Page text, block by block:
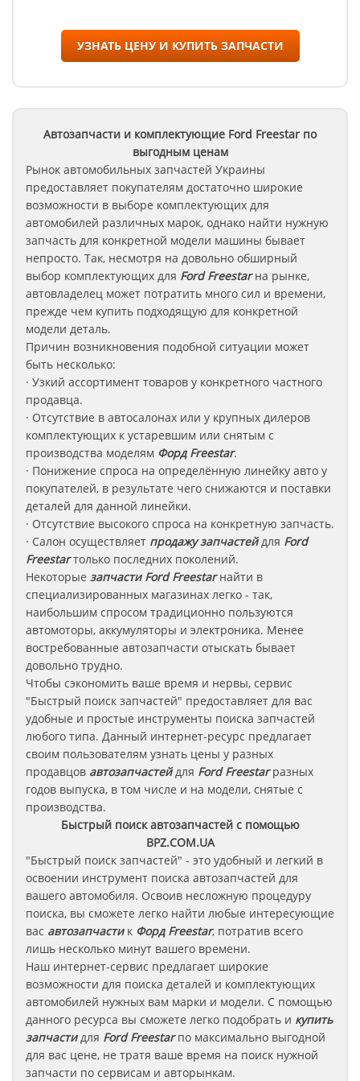
УЗНАТЬ ЦЕНУ И КУПИТЬ ЗАПЧАСТИ
Автозапчасти и комплектующие Ford Freestar по
выгодным ценам
Рынок автомобильных запчастей Украины
предоставляет покупателям достаточно широкие
возможности в выборе комплектующих для
автомобилей различных марок, однако найти нужную
запчасть для конкретной модели машины бывает
непросто. Так, несмотря на довольно обширный
выбор комплектующих для Ford Freestarна рынке,
автовладелец может потратить много сил и времени,
прежде чем купить подходящую для конкретной
модели деталь.
Причин возникновения подобной ситуации может
быть несколько:
· Узкий ассортимент товаров у конкретного частного
продавца.
· Отсутствие в автосалонах или у крупных дилеров
комплектующих к устаревшим или снятым с
производства моделям ФордFreestar.
· Понижение спроса на определённую линейку авто у
покупателей, в результате чего снижаются и поставки
деталей для данной линейки.
· Отсутствие высокого спроса на конкретную запчасть.
· Салон осуществляет продажу запчастейдля Ford
Freestarтолько последних поколений.
Некоторые запчасти Ford Freestarнайти в
специализированных магазинах легко - так,
наибольшим спросом традиционно пользуются
автомоторы, аккумуляторы и электроника. Менее
востребованные автозапчасти отыскать бывает
довольно трудно.
Чтобы сэкономить ваше время и нервы, сервис
"Быстрый поиск запчастей" предоставляет для вас
удобные и простые инструменты поиска запчастей
любого типа. Данный интернет-ресурс предлагает
своим пользователям узнать цены у разных
продавцов автозапчастейдля Ford Freestarразных
годов выпуска, в том числе и на модели, снятые с
производства.
Быстрый поиск автозапчастей с помощью
BPZ.COM.UA
"Быстрый поиск запчастей" - это удобный и легкий в
освоении инструмент поиска автозапчастей для
вашего автомобиля. Освоив несложную процедуру
поиска, вы сможете легко найти любые интересующие
вас автозапчастик Форд Freestar, потратив всего
лишь несколько минут вашего времени.
Наш интернет-сервис предлагает широкие
возможности для поиска деталей и комплектующих
автомобилей нужных вам марки и модели. С помощью
данного ресурса вы сможете легко подобрать и купить
запчастидля Ford Freestarпо максимально выгодной
для вас цене, не тратя ваше время на поиск нужной
запчасти по сервисам и авторынкам.